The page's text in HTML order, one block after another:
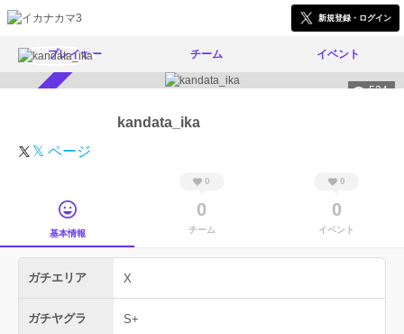
新規登録・ログイン
プレイヤー チーム イベント
524
kandata_ika
𝕏 ページ
基本情報
0
0
チーム
0
0
イベント
ガチエリア X
ガチヤグラ S+